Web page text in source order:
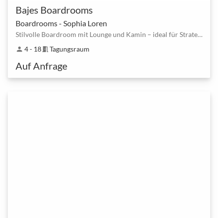
Bajes Boardrooms
Boardrooms - Sophia Loren
Stilvolle Boardroom mit Lounge und Kamin – ideal für Strategie-Meetings
person 4 - 18meeting_room Tagungsraum
Auf Anfrage